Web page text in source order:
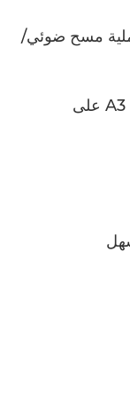
إلى 7000 عملية مسح ضوئي/
المسح الضوئي مقاس A3 على